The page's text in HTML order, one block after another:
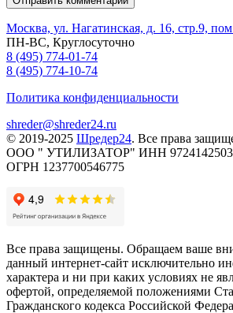
Москва, ул. Нагатинская, д. 16, стр.9,
ПН-ВС, Круглосуточно
8 (495) 774-01-74
8 (495) 774-10-74
Политика конфиденциальности
shreder@shreder24.ru
© 2019-2025 Шредер24. Все права
ООО " УТИЛИЗАТОР" ИНН 9724142503
ОГРН 1237700546775
Все права защищены. Обращаем ваше
данный интернет-сайт исключительно
характера и ни при каких условиях не
офертой, определяемой положениями
Гражданского кодекса Российской